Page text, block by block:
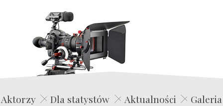
Edwin Film Agencja Aktorska
Aktorzy Dla statystów Aktualności
Galeria